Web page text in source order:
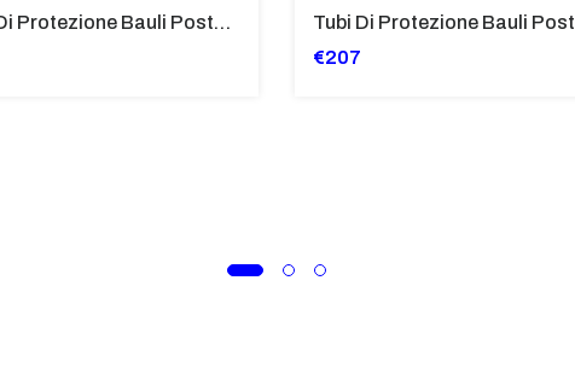
Tubi Di Protezione Bauli Posteriori Per Bmw K 1600 Gt/Gtl (2010>2016) GIALLO - TB8025-K1600GTL
€207